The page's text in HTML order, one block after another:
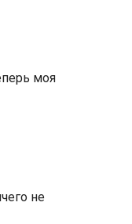
моя
не